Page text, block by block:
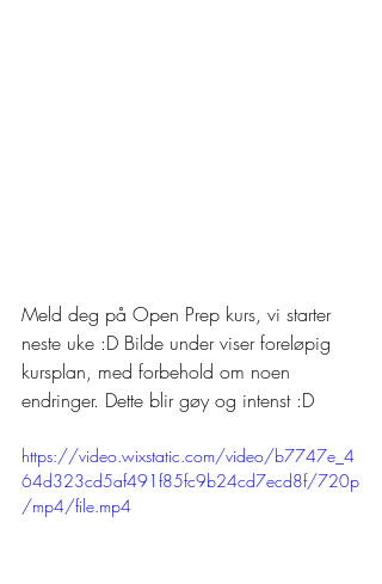
Meld deg på Open Prep kurs, vi starter
neste uke :D Bilde under viser foreløpig
kursplan, med forbehold om noen
endringer. Dette blir gøy og intenst :D
https://video.wixstatic.com/video/b7747e_4
64d323cd5af491f85fc9b24cd7ecd8f/720p
/mp4/file.mp4